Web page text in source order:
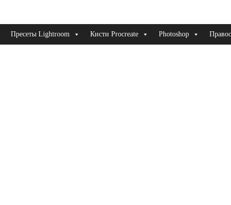
Пресеты Lightroom Кисти Procreate Photoshop